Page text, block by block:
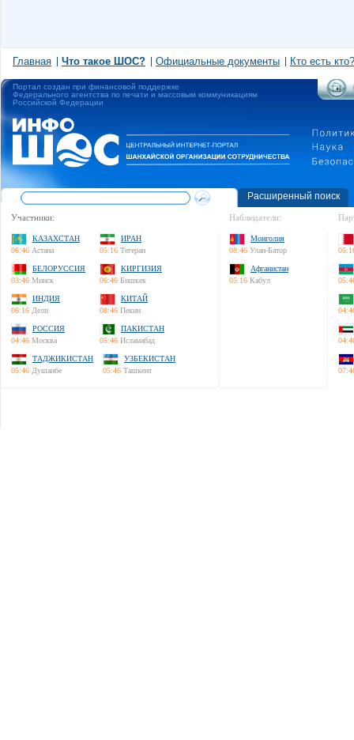
Главная Что такое ШОС? Официальные документы Кто есть кто?
Портал создан при финансовой поддержке
Федерального агентства по печати и массовым коммуникациям
Российской Федерации
Расширенный поиск
Участники:
КАЗАХСТАН
06:46 Астана
ИРАН
05:16 Тегеран
БЕЛОРУССИЯ
03:46 Минск
КИРГИЗИЯ
06:46 Бишкек
ИНДИЯ
06:16 Дели
КИТАЙ
08:46 Пекин
РОССИЯ
04:46 Москва
ПАКИСТАН
05:46 Исламабад
ТАДЖИКИСТАН
05:46 Душанбе
УЗБЕКИСТАН
05:46 Ташкент
Наблюдатели:
Монголия
08:46 Улан-Батор
Афганистан
05:16 Кабул